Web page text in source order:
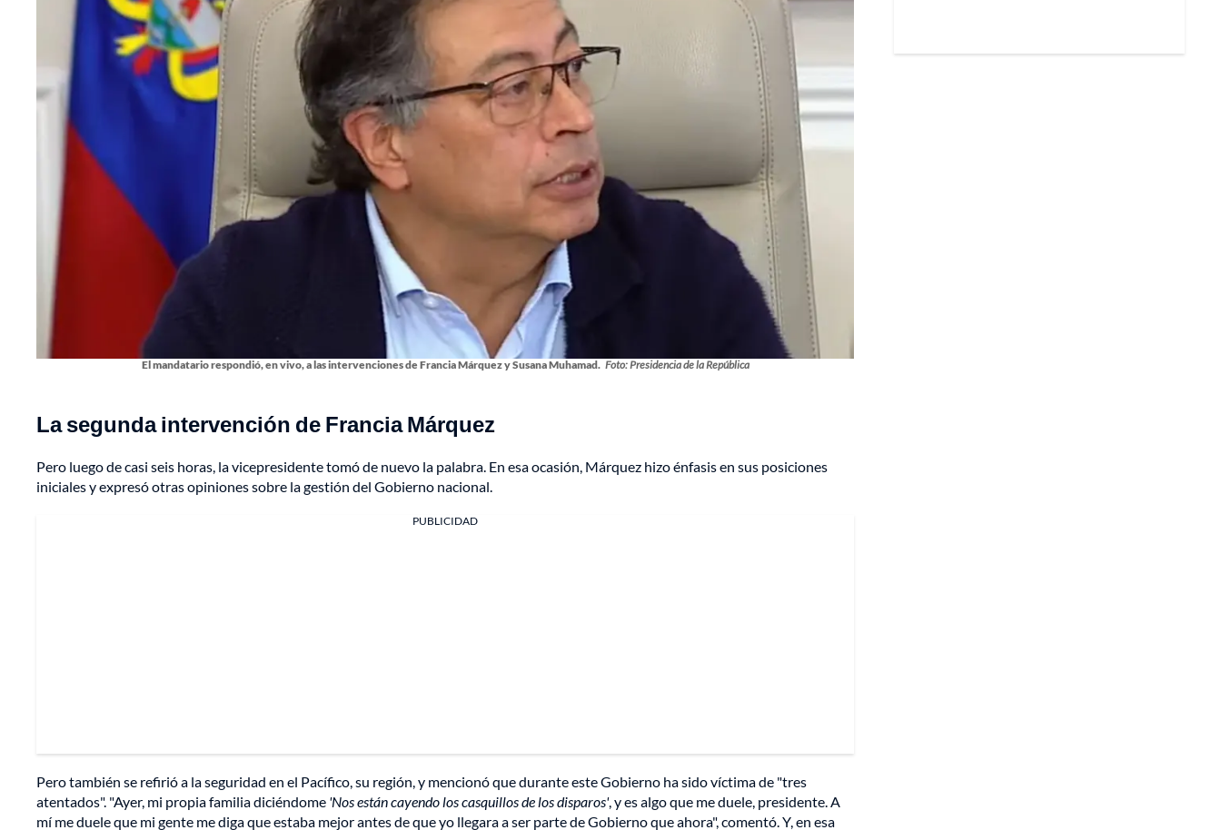
El mandatario respondió, en vivo, a las intervenciones de Francia Márquez y Susana Muhamad. Foto: Presidencia de la República
La segunda intervención de Francia Márquez
Pero luego de casi seis horas, la vicepresidente tomó de nuevo la palabra. En esa ocasión, Márquez hizo énfasis en sus posiciones
iniciales y expresó otras opiniones sobre la gestión del Gobierno nacional.
PUBLICIDAD
Pero también se refirió a la seguridad en el Pacífico, su región, y mencionó que durante este Gobierno ha sido víctima de "tres
atentados". "Ayer, mi propia familia diciéndome 'Nos están cayendo los casquillos de los disparos', y es algo que me duele, presidente. A
mí me duele que mi gente me diga que estaba mejor antes de que yo llegara a ser parte de Gobierno que ahora", comentó. Y, en esa